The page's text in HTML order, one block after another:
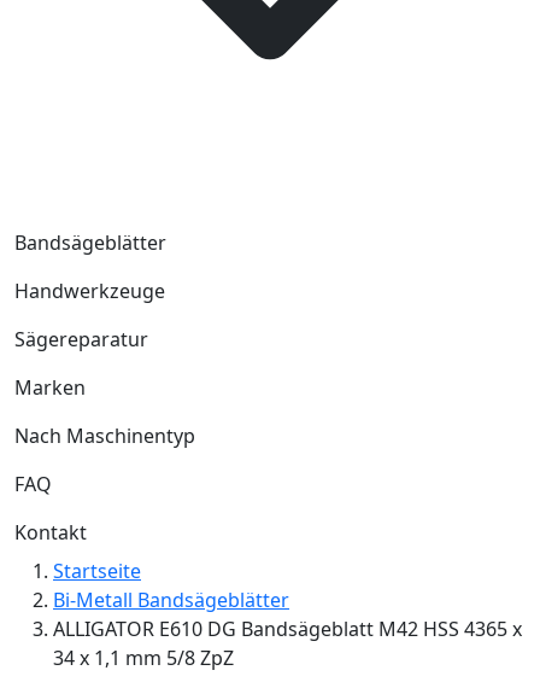
Bandsägeblätter
Handwerkzeuge
Sägereparatur
Marken
Nach Maschinentyp
FAQ
Kontakt
Startseite
Bi-Metall Bandsägeblätter
ALLIGATOR E610 DG Bandsägeblatt M42 HSS 4365 x
34 x 1,1 mm 5/8 ZpZ